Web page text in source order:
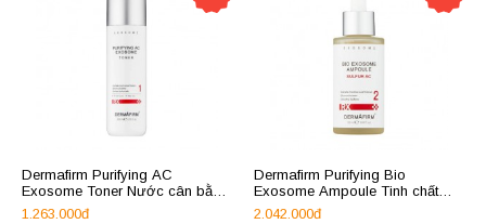
Dermafirm Purifying AC
Exosome Toner Nước cân bằng
điều tiết dầu 200ml
1.263.000đ
Dermafirm Purifying Bio
Exosome Ampoule Tinh chất
giảm mụn 50ml
2.042.000đ